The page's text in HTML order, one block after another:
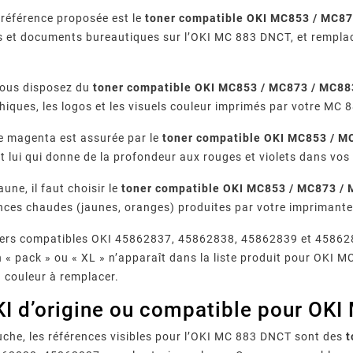
proposée est letoner compatible OKI MC853 /
documents bureautiques sur l’OKI MC 883 DNCT, et
disposez dutoner compatible OKI MC853 / MC873 /
les logos et les visuels couleur imprimés par votre MC
magenta est assurée par letoner compatible OKI MC853 /
lui qui donne de la profondeur aux rouges et violets dans
il faut choisir letoner compatible OKI MC853 / MC873 /
chaudes (jaunes, oranges) produites par votre
compatibles OKI 45862837, 45862838, 45862839 et
« pack » ou « XL » n’apparaît dans la liste produit pour OKI
à remplacer.
d’origine ou compatible pour OKI
les références visibles pour l’OKI MC 883 DNCT sont des